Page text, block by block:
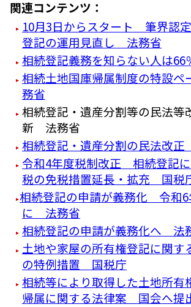
関連コンテンツ：
10月3日からスタート 筆界認
登記の運用見直し 法務省
相続登記義務を知らない人は
相続土地国庫帰属制度の特設
務省
相続登記・遺産分割等の民法等
新 法務省
相続登記・遺産分割の民法改
令和4年度税制改正 相続登記
税の免税措置延長・拡充 国税
相続登記の申請が義務化 令和6
に 法務省
相続登記の申請が義務化へ 法
土地や家屋の所有権登記に関す
の特例措置 国税庁
相続等により取得した土地所有
帰属に関する法律案 国会へ